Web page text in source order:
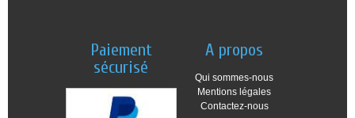
Paiement
sécurisé
A propos
Qui sommes-nous
Mentions légales
Contactez-nous